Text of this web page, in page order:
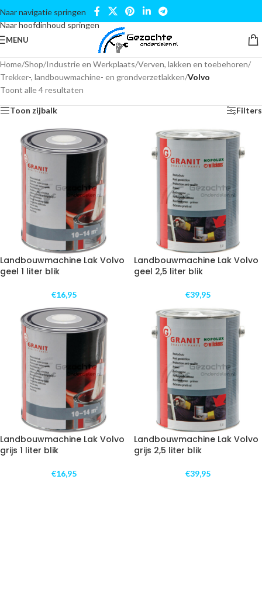
Naar navigatie springen
Naar hoofdinhoud springen
MENU
Home/Shop/Industrie en Werkplaats/Verven, lakken en toebehoren/
Trekker-, landbouwmachine- en grondverzetlakken/Volvo
Toont alle 4 resultaten
Toon zijbalk Filters
Landbouwmachine Lak Volvo
geel 1 liter blik
€16,95
Landbouwmachine Lak Volvo
geel 2,5 liter blik
€39,95
Landbouwmachine Lak Volvo
grijs 1 liter blik
€16,95
Landbouwmachine Lak Volvo
grijs 2,5 liter blik
€39,95